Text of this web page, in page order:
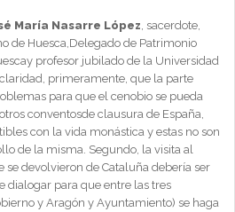
María Nasarre López, sacerdote,
de Huesca,Delegado de Patrimonio
profesor jubilado de la Universidad
primeramente, que la parte
para que el cenobio se pueda
conventosde clausura de España,
con la vida monástica y estas no son
de la misma. Segundo, la visita al
se devolvieron de Cataluña debería ser
dialogar para que entre las tres
y Aragón y Ayuntamiento) se haga